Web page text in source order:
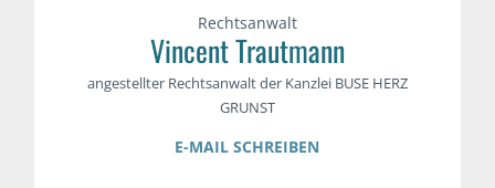
Rechtsanwalt
Vincent Trautmann
angestellter Rechtsanwalt der Kanzlei BUSE HERZ
GRUNST
E-MAIL SCHREIBEN